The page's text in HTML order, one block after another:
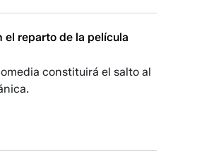
el reparto de la película
constituirá el salto al